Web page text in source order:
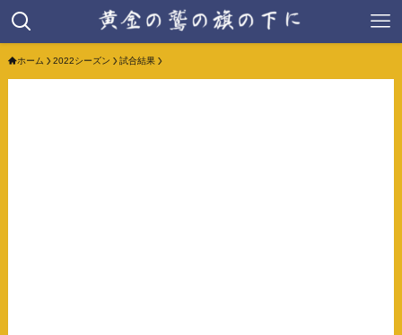
ホーム 2022シーズン 試合結果